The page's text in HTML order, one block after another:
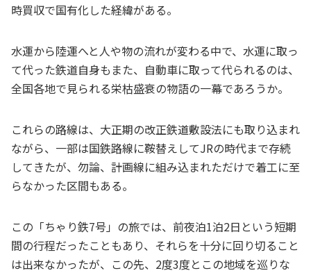
時買収で国有化した経緯がある。
水運から陸運へと人や物の流れが変わる中で、水運に取っ
て代った鉄道自身もまた、自動車に取って代られるのは、
全国各地で見られる栄枯盛衰の物語の一幕であろうか。
これらの路線は、大正期の改正鉄道敷設法にも取り込まれ
ながら、一部は国鉄路線に鞍替えしてJRの時代まで存続
してきたが、勿論、計画線に組み込まれただけで着工に至
らなかった区間もある。
この「ちゃり鉄7号」の旅では、前夜泊1泊2日という短期
間の行程だったこともあり、それらを十分に回り切ること
は出来なかったが、この先、2度3度とこの地域を巡りな